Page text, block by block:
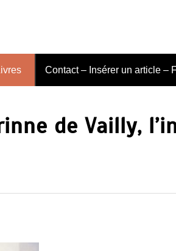
Contact – Insérer un article –
de Vailly,